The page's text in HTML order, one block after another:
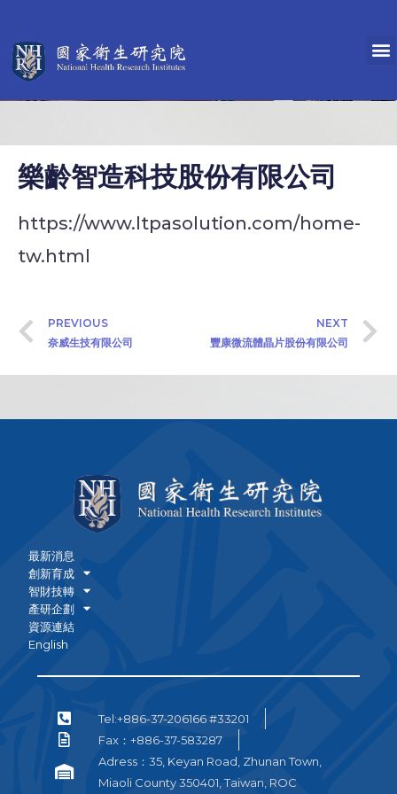
樂齡智造科技股份有限公司
https://www.ltpasolution.com/home-
tw.html
PREVIOUS
奈威生技有限公司
NEXT
豐康微流體晶片股份有限公司
最新消息
創新育成
智財技轉
產研企劃
資源連結
English
Tel:+886-37-206166 #33201
Fax：+886-37-583287
Adress：35, Keyan Road, Zhunan Town,
Miaoli County 350401, Taiwan, ROC